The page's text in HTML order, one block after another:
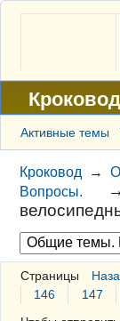
Кроковод
Форум
Архив
ГАЛЕРЕЯ
Правила
Поиск
Регистрация
Активные темы
Кроковод →
Вопросы.
Страницы
146
147